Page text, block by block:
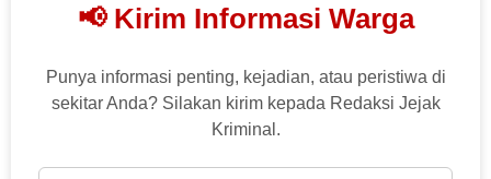
📢 Kirim Informasi Warga
Punya informasi penting, kejadian, atau peristiwa di
sekitar Anda? Silakan kirim kepada Redaksi Jejak
Kriminal.